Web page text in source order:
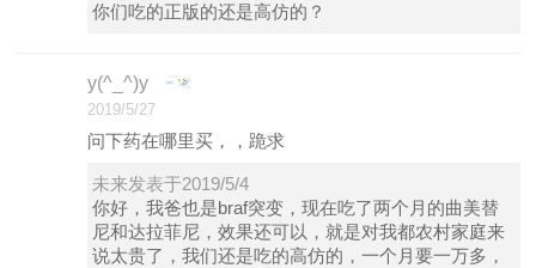
你们吃的正版的还是高仿的？
y(^_^)y
2019/5/27
问下药在哪里买，，跪求
未来发表于2019/5/4
你好，我爸也是braf突变，现在吃了两个月的曲美替
尼和达拉菲尼，效果还可以，就是对我都农村家庭来
说太贵了，我们还是吃的高仿的，一个月要一万多，